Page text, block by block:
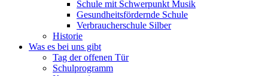
Schule mit Schwerpunkt Musik
Gesundheitsfördernde Schule
Verbraucherschule Silber
Historie
Was es bei uns gibt
Tag der offenen Tür
Schulprogramm